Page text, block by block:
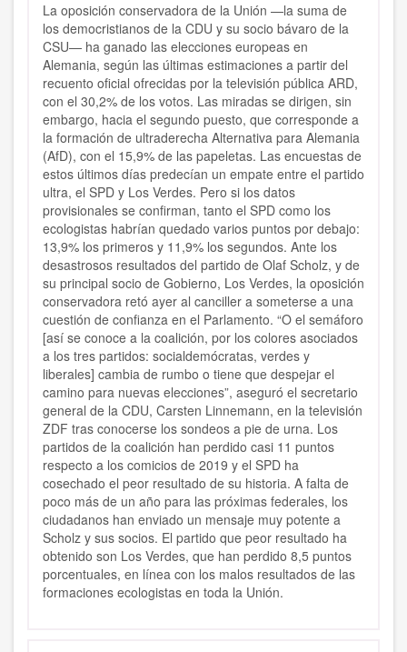
La oposición conservadora de la Unión —la suma de
los democristianos de la CDU y su socio bávaro de la
CSU— ha ganado las elecciones europeas en
Alemania, según las últimas estimaciones a partir del
recuento oficial ofrecidas por la televisión pública ARD,
con el 30,2% de los votos. Las miradas se dirigen, sin
embargo, hacia el segundo puesto, que corresponde a
la formación de ultraderecha Alternativa para Alemania
(AfD), con el 15,9% de las papeletas. Las encuestas de
estos últimos días predecían un empate entre el partido
ultra, el SPD y Los Verdes. Pero si los datos
provisionales se confirman, tanto el SPD como los
ecologistas habrían quedado varios puntos por debajo:
13,9% los primeros y 11,9% los segundos. Ante los
desastrosos resultados del partido de Olaf Scholz, y de
su principal socio de Gobierno, Los Verdes, la oposición
conservadora retó ayer al canciller a someterse a una
cuestión de confianza en el Parlamento. “O el semáforo
[así se conoce a la coalición, por los colores asociados
a los tres partidos: socialdemócratas, verdes y
liberales] cambia de rumbo o tiene que despejar el
camino para nuevas elecciones”, aseguró el secretario
general de la CDU, Carsten Linnemann, en la televisión
ZDF tras conocerse los sondeos a pie de urna. Los
partidos de la coalición han perdido casi 11 puntos
respecto a los comicios de 2019 y el SPD ha
cosechado el peor resultado de su historia. A falta de
poco más de un año para las próximas federales, los
ciudadanos han enviado un mensaje muy potente a
Scholz y sus socios. El partido que peor resultado ha
obtenido son Los Verdes, que han perdido 8,5 puntos
porcentuales, en línea con los malos resultados de las
formaciones ecologistas en toda la Unión.